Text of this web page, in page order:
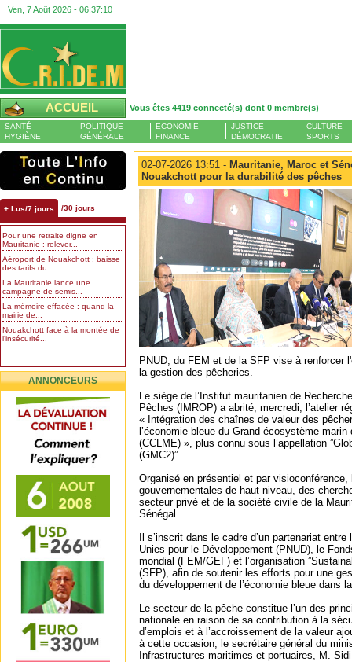
Ven, 7 Août 2026 - 06:37:11
ACCUEIL Vous êtes 4419 connecté(s) dont 0 membre(s)
SANTÉ
HYGIÈNE
POLITIQUE
GÉNÉRALE
ECONOMIE
FINANCE
JUSTICE
DÉMOCRATIE
CULTURE
SPORTS
+ Lus/7 jours /30 jours
Pour une retraite digne en
Mauritanie : relever...
Aéroport de Nouakchott : baisse
des tarifs du...
La Mauritanie lance une
campagne de semis...
La mémoire effacée : quand la
mairie de...
Nouakchott face à la montée de
l’insécurité...
ANNONCEURS
02-07-2026 13:51 - Mauritanie, Maroc et
Nouakchott pour la durabilité des pêches
PNUD, du FEM et de la SFP vise à renforcer
la gestion des pêcheries.
Le siège de l’Institut mauritanien de
Pêches (IMROP) a abrité, mercredi, l’atelier
« Intégration des chaînes de valeur des
l’économie bleue du Grand écosystème
(CCLME) », plus connu sous l’appellation
(GMC2)”.
Organisé en présentiel et par visioconférence,
gouvernementales de haut niveau, des
secteur privé et de la société civile de la
Sénégal.
Il s’inscrit dans le cadre d’un partenariat
Unies pour le Développement (PNUD), le
mondial (FEM/GEF) et l’organisation
(SFP), afin de soutenir les efforts pour une
du développement de l’économie bleue dans
Le secteur de la pêche constitue l’un des
nationale en raison de sa contribution à la
d’emplois et à l’accroissement de la valeur
à cette occasion, le secrétaire général du
Infrastructures maritimes et portuaires, M.